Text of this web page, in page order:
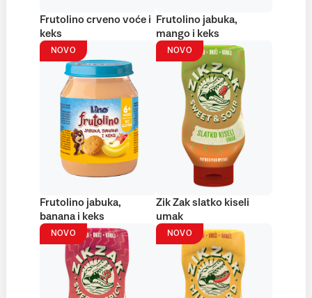
Frutolino crveno voće i
keks
Frutolino jabuka,
mango i keks
NOVO
Frutolino jabuka,
banana i keks
NOVO
Zik Zak slatko kiseli
umak
NOVO NOVO